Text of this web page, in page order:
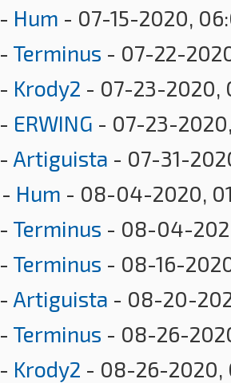
- Hum - 07-15-2020,
- Terminus - 07-22-
- Krody2 - 07-23-2020,
- ERWING - 07-23-
- Artiguista - 07-31-
- Hum - 08-04-2020,
- Terminus - 08-04-
- Terminus - 08-16-
- Artiguista - 08-20-
- Terminus - 08-26-
- Krody2 - 08-26-2020,